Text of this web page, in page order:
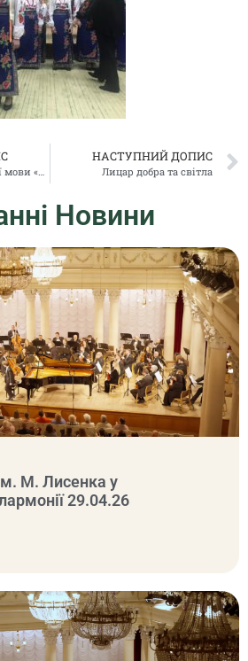
НАСТУПНИЙ ДОПИС
Лицар добра та світла
Новини
М. Лисенка у
29.04.26